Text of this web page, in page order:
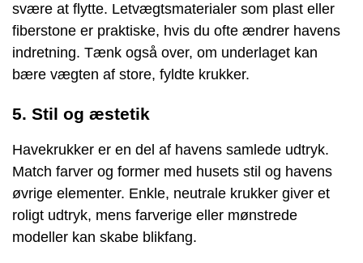
svære at flytte. Letvægtsmaterialer som plast eller
fiberstone er praktiske, hvis du ofte ændrer havens
indretning. Tænk også over, om underlaget kan
bære vægten af store, fyldte krukker.
5. Stil og æstetik
Havekrukker er en del af havens samlede udtryk.
Match farver og former med husets stil og havens
øvrige elementer. Enkle, neutrale krukker giver et
roligt udtryk, mens farverige eller mønstrede
modeller kan skabe blikfang.